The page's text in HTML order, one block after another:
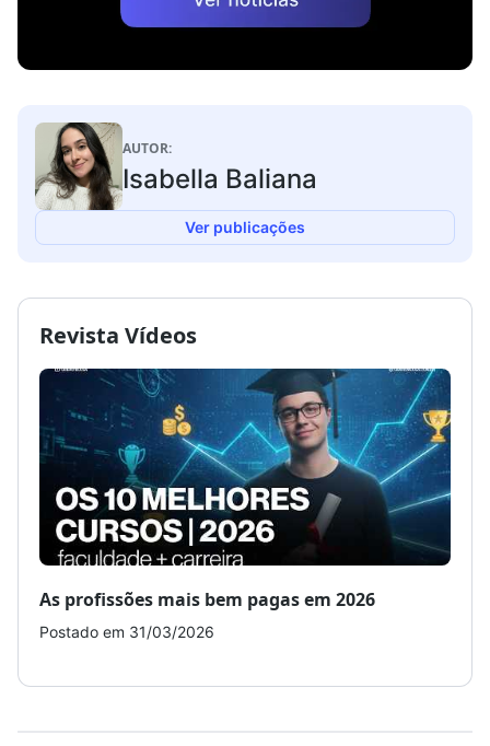
AUTOR:
Isabella Baliana
Ver publicações
Revista Vídeos
As profissões mais bem pagas em 2026
Postado em 31/03/2026